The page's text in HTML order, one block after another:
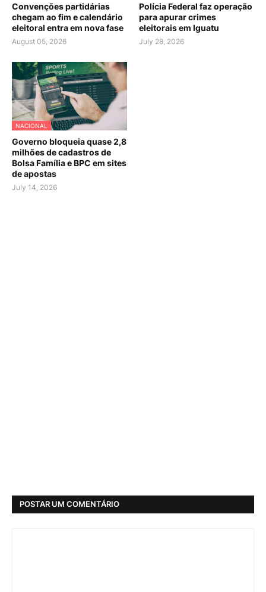
Convenções partidárias
chegam ao fim e calendário
eleitoral entra em nova fase
August 05, 2026
Polícia Federal faz operação
para apurar crimes
eleitorais em Iguatu
July 28, 2026
NACIONAL
Governo bloqueia quase 2,8
milhões de cadastros de
Bolsa Família e BPC em sites
de apostas
July 14, 2026
POSTAR UM COMENTÁRIO